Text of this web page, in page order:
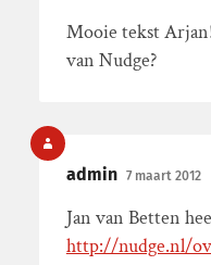
Mooie tekst
van Nudge?
admin 7 maart 2012
Jan van Betten
http://nudge.nl/